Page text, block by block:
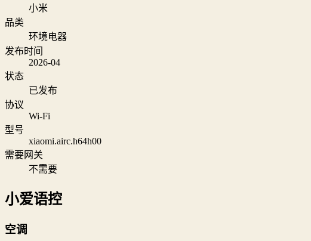
小米
品类
环境电器
发布时间
2026-04
状态
已发布
协议
Wi‑Fi
型号
xiaomi.airc.h64h00
需要网关
不需要
小爱语控
空调